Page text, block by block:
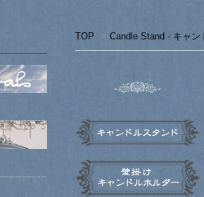
TOP > Candle Stand - キャン